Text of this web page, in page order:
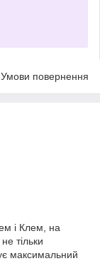
Умови повернення
і Клем, на
тільки
максимальний